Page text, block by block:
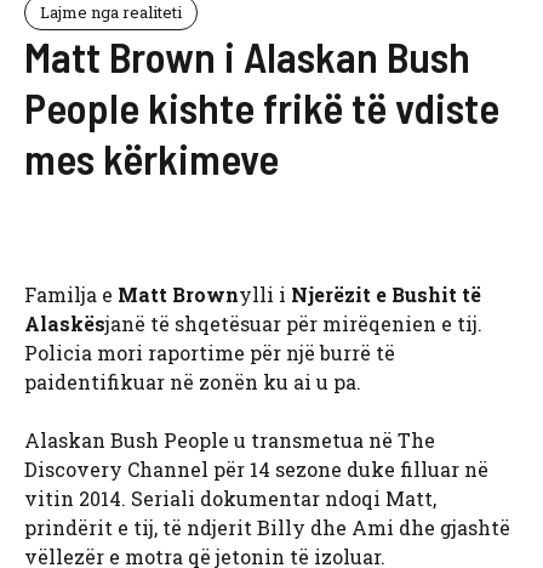
Lajme nga realiteti
Matt Brown i Alaskan Bush
People kishte frikë të vdiste
mes kërkimeve
Familja e Matt Brownylli i Njerëzit e Bushit të
Alaskësjanë të shqetësuar për mirëqenien e tij.
Policia mori raportime për një burrë të
paidentifikuar në zonën ku ai u pa.
Alaskan Bush People u transmetua në The
Discovery Channel për 14 sezone duke filluar në
vitin 2014. Seriali dokumentar ndoqi Matt,
prindërit e tij, të ndjerit Billy dhe Ami dhe gjashtë
vëllezër e motra që jetonin të izoluar.